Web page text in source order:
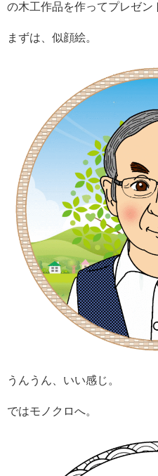
の木工作品を作ってプレゼン
まずは、似顔絵。
うんうん、いい感じ。
ではモノクロへ。